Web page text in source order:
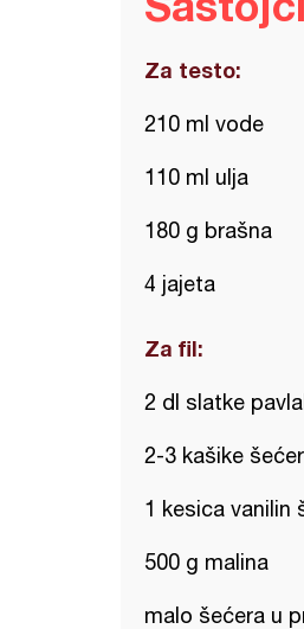
Za testo:
210 ml vode
110 ml ulja
180 g brašna
4 jajeta
Za fil:
2 dl slatke
2-3 kašike
1 kesica vanilin
500 g malina
malo šećera u